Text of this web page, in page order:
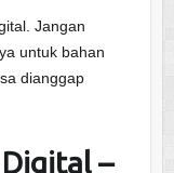
Jangan
untuk bahan
dianggap
–